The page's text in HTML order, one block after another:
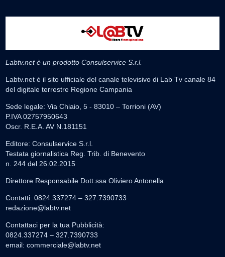
Labtv.net è un prodotto Consulservice S.r.l.
Labtv.net è il sito ufficiale del canale televisivo di Lab Tv canale 84
del digitale terrestre Regione Campania
Sede legale: Via Chiaio, 5 - 83010 – Torrioni (AV)
P.IVA 02757950643
Oscr. R.E.A. AV N.181151
Editore: Consulservice S.r.l.
Testata giornalistica Reg. Trib. di Benevento
n. 244 del 26.02.2015
Direttore Responsabile Dott.ssa Oliviero Antonella
Contatti: 0824.337274 – 327.7390733
redazione@labtv.net
Contattaci per la tua Pubblicità:
0824.337274 – 327.7390733
email: commerciale@labtv.net